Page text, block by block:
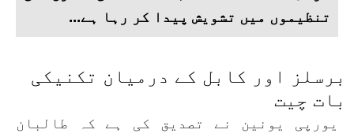
تنظیموں میں تشویش پیدا کر رہا ہے...
برسلز اور کابل کے درمیان تکنیکی
بات چیت
یورپی یونین نے تصدیق کی ہے کہ طالبان